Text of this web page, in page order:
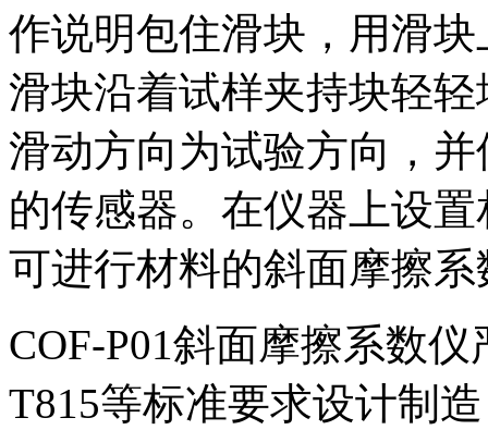
作说明包住滑块，用滑
滑块沿着试样夹持块轻
滑动方向为试验方向，
的传感器。在仪器上设
可进行材料的斜面摩擦
COF-P01斜面摩擦系数
T815等标准要求设计制